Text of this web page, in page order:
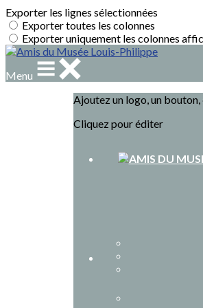
Exporter les lignes sélectionnées
Exporter toutes les colonnes
Exporter uniquement les colonnes
Menu
Ajoutez un logo, un bouton,
Cliquez pour éditer